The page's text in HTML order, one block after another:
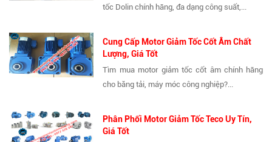
tốc Dolin chính hãng, đa dạng công suất,...
Cung Cấp Motor Giảm Tốc Cốt Âm Chất
Lượng, Giá Tốt
Tìm mua motor giảm tốc cốt âm chính hãng
cho băng tải, máy móc công nghiệp?...
Phân Phối Motor Giảm Tốc Teco Uy Tín,
Giá Tốt